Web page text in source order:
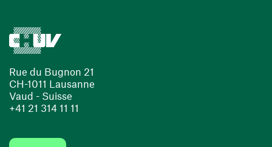
Rue du Bugnon 21
CH-1011 Lausanne
Vaud - Suisse
+41 21 314 11 11